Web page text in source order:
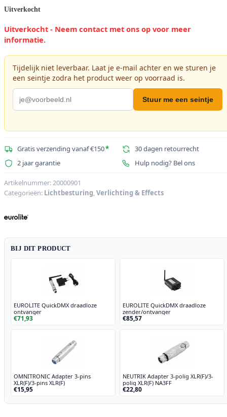
Uitverkocht
Uitverkocht - Neem contact met ons op voor meer
informatie.
Tijdelijk niet leverbaar. Laat je e-mail achter en we sturen je
een seintje zodra het product weer op voorraad is.
Stuur me een seintje
Gratis verzending vanaf €150*
30 dagen retourrecht
2 jaar garantie
Hulp nodig? Bel ons
Artikelnummer:20000901
Categorieën: Lichtbesturing,Verlichting & Effects
BIJ DIT PRODUCT
EUROLITE QuickDMX draadloze
ontvanger
€71,93
EUROLITE QuickDMX draadloze
zender/ontvanger
€85,57
OMNITRONIC Adapter 3-pins
XLR(F)/3-pins XLR(F)
€15,95
NEUTRIK Adapter 3-polig XLR(F)/3-
polig XLR(F) NA3FF
€22,80